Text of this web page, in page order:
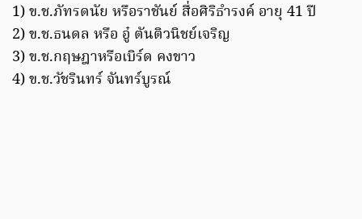
1) ข.ช.ภัทรดนัย หรือราชันย์ สื่อศิริธำรงค์ อายุ 41 ปี
2) ข.ช.ธนดล หรือ อู๋ ตันติวนิชย์เจริญ
3) ข.ช.กฤษฎาหรือเบิร์ด คงขาว
4) ข.ช.วัชรินทร์ จันทร์บูรณ์